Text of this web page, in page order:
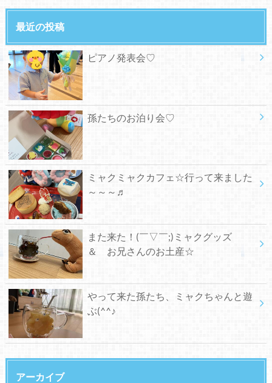
最近の投稿
ピアノ発表会♡
孫たちのお泊り会♡
ミャクミャクカフェ☆行って来ました
～～～♬
また来た！(￣▽￣;)ミャクグッズ
＆ お兄さんのお土産☆
やって来た孫たち、ミャクちゃんと遊
ぶ(^^♪
アーカイブ